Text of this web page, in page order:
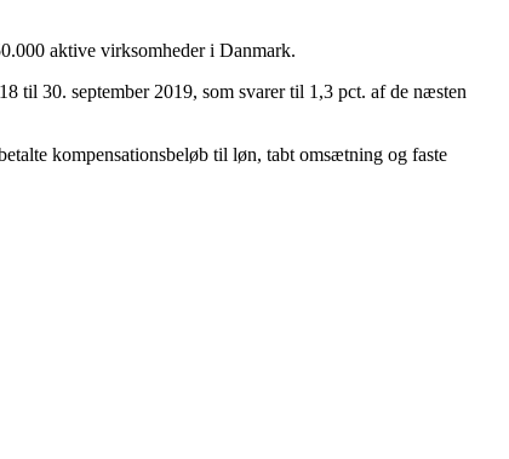
aktive virksomheder i Danmark.
til 30. september 2019, som svarer til 1,3 pct. af de næsten
kompensationsbeløb til løn, tabt omsætning og faste